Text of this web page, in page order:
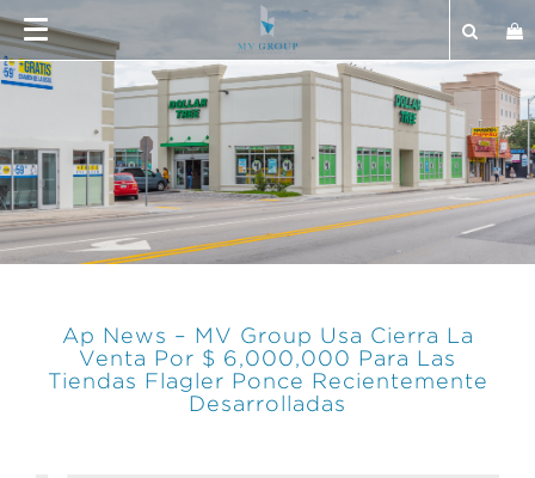
Ap News – MV Group Usa Cierra La
Venta Por $ 6,000,000 Para Las
Tiendas Flagler Ponce Recientemente
Desarrolladas